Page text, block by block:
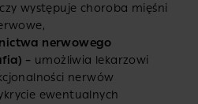
występuje choroba mięśni
nerwowego
– umożliwia lekarzowi
nerwów
ewentualnych